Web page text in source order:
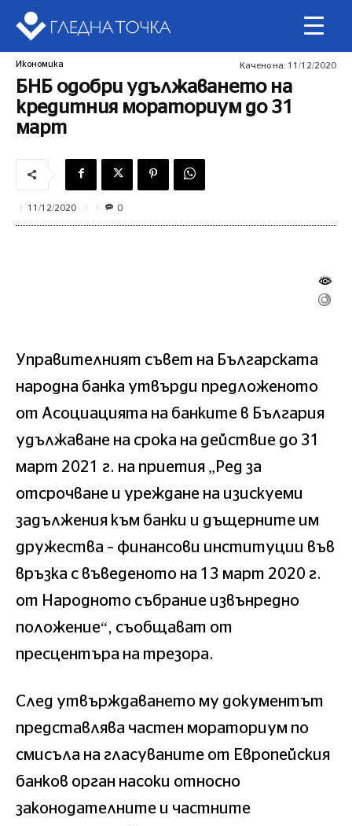
Икономика Качено на: 11/12/2020
БНБ одобри удължаването на
кредитния мораториум до 31
март
11/12/2020 0
Управителният съвет на Българската
народна банка утвърди предложеното
от Асоциацията на банките в България
удължаване на срока на действие до 31
март 2021 г. на приетия „Ред за
отсрочване и уреждане на изискуеми
задължения към банки и дъщерните им
дружества – финансови институции във
връзка с въведеното на 13 март 2020 г.
от Народното събрание извънредно
положение“, съобщават от
пресцентъра на трезора.
След утвърждаването му документът
представлява частен мораториум по
смисъла на гласуваните от Европейския
банков орган насоки относно
законодателните и частните